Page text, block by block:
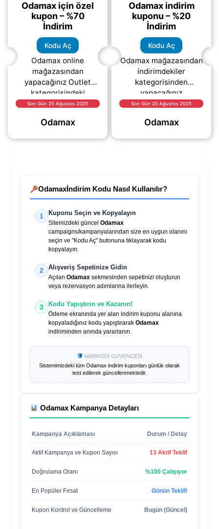
Odamax için özel
kupon – %70
İndirim
Kodu Aç
Odamax online
mağazasından
yapacağınız Outlet
kategorisindeki
ürünlerde %70 varan
bekliyor..
Son Gün 25 Ağustos 2025
Odamax
Odamax indirim
kuponu – %20
İndirim
Kodu Aç
Odamax mağazasından
indirimdekiler
kategorisinden
yapacağınız
alışverişlerde %20
kodu.
Son Gün 20 Ağustos 2025
Odamax
Odamaxİndirim Kodu Nasıl Kullanılır?
1 Kuponu Seçin ve Kopyalayın
Sitemizdeki güncel Odamax
campaigns/kampanyalarından size en uygun olanını
seçin ve "Kodu Aç" butonuna tıklayarak kodu
kopyalayın.
2 Alışveriş Sepetinize Gidin
Açılan Odamax sekmesinden sepetinizi oluşturun
veya rezervasyon adımlarına ilerleyin.
3 Kodu Yapıştırın ve Kazanın!
Ödeme ekranında yer alan indirim kuponu alanına
kopyaladığınız kodu yapıştırarak Odamax
indiriminden anında yararlanın.
MARKODİ GÜVENCESİ
Sistemimizdeki tüm Odamax indirim kuponları günlük olarak
test edilerek güncellenmektedir.
Odamax Kampanya Detayları
Kampanya Açıklaması Durum / Detay
Aktif Kampanya ve Kupon Sayısı 13 Aktif Teklif
Doğrulama Oranı %100 Çalışıyor
En Popüler Fırsat Günün Teklifi
Kupon Kontrol ve Güncelleme Bugün (Güncel)